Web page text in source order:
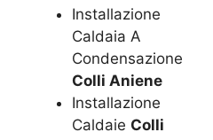
Installazione
Caldaia A
Condensazione
Colli Aniene
Installazione
Caldaie Colli